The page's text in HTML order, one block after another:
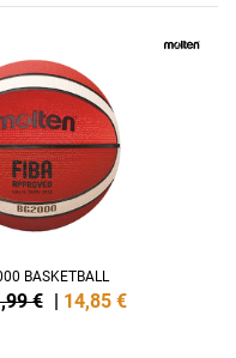
BASKETBALL
€ | 14,85 €